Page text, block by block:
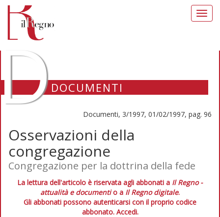
DOCUMENTI
Documenti, 3/1997, 01/02/1997, pag. 96
Osservazioni della
congregazione
Congregazione per la dottrina della fede
La lettura dell'articolo è riservata agli abbonati a Il Regno -
attualità e documentio a Il Regno digitale.
Gli abbonati possono autenticarsi con il proprio codice
abbonato. Accedi.